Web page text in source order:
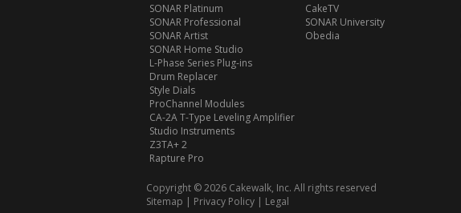
SONAR Platinum
SONAR Professional
SONAR Artist
SONAR Home Studio
L-Phase Series Plug-ins
Drum Replacer
Style Dials
ProChannel Modules
CA-2A T-Type Leveling Amplifier
Studio Instruments
Z3TA+ 2
Rapture Pro
CakeTV
SONAR University
Obedia
Copyright © 2026 Cakewalk, Inc. All rights reserved
Sitemap | Privacy Policy | Legal